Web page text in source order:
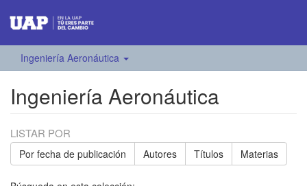
Ingeniería Aeronáutica
Ingeniería Aeronáutica
LISTAR POR
Por fecha de publicación Autores Títulos Materias